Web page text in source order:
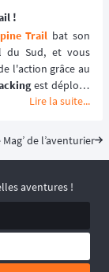
!
Trail bat son
du Sud, et vous
l'action grâce au
est déployé
afin de
Lire la suite...
Mag’ de l’aventurier
aventures !